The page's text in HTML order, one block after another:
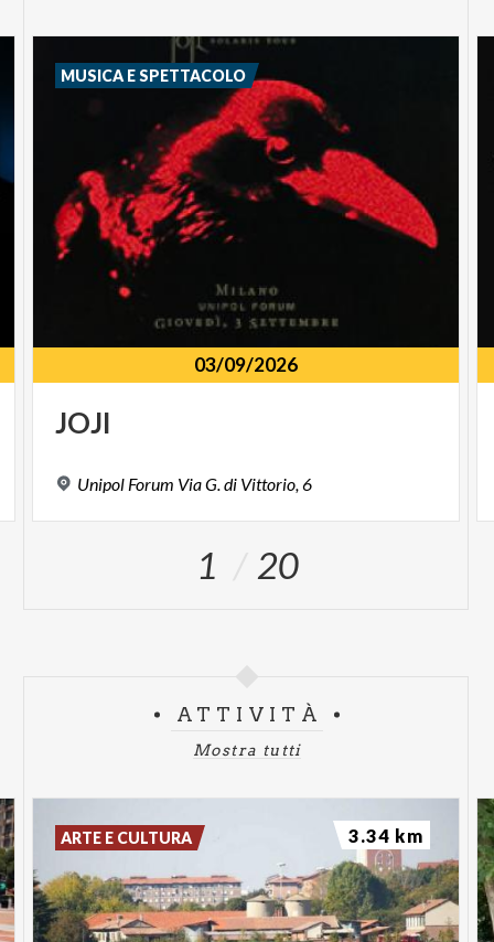
03/09/2026
JOJI
Unipol Forum ViaG.di Vittorio,6
MUSICA E SPETTACOLO
1 20
ATTIVITÀ
Mostra tutti
ARTE E CULTURA 3.34 km